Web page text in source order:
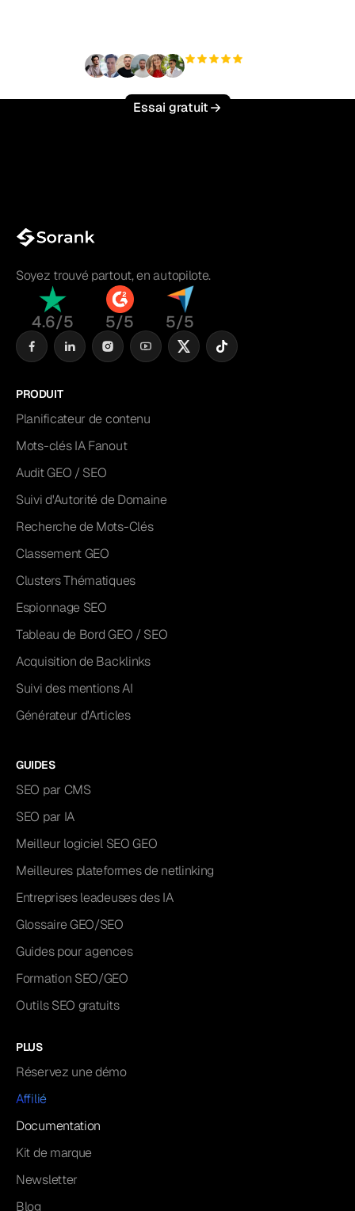
Essai gratuit
Soyez trouvé partout, en autopilote.
4.6/5 5/5 5/5
PRODUIT
Planificateur de contenu
Mots-clés IA Fanout
Audit GEO / SEO
Suivi d'Autorité de Domaine
Recherche de Mots-Clés
Classement GEO
Clusters Thématiques
Espionnage SEO
Tableau de Bord GEO / SEO
Acquisition de Backlinks
Suivi des mentions AI
Générateur d'Articles
GUIDES
SEO par CMS
SEO par IA
Meilleur logiciel SEO GEO
Meilleures plateformes de netlinking
Entreprises leadeuses des IA
Glossaire GEO/SEO
Guides pour agences
Formation SEO/GEO
Outils SEO gratuits
PLUS
Réservez une démo
Affilié
Documentation
Kit de marque
Newsletter
Blog